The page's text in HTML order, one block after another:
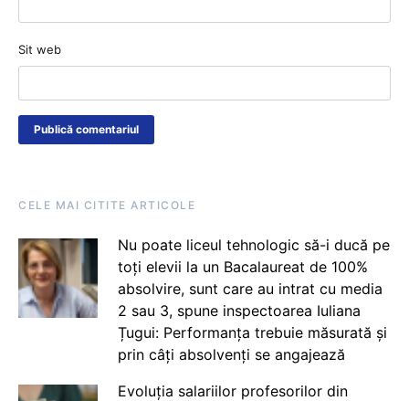
Sit web
CELE MAI CITITE ARTICOLE
Nu poate liceul tehnologic să-i ducă pe
toți elevii la un Bacalaureat de 100%
absolvire, sunt care au intrat cu media
2 sau 3, spune inspectoarea Iuliana
Țugui: Performanța trebuie măsurată și
prin câți absolvenți se angajează
Evoluția salariilor profesorilor din